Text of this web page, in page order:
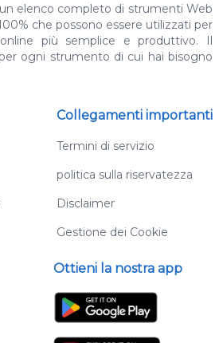
elenco completo di strumenti Web
che possono essere utilizzati per
più semplice e produttivo. Il
ogni strumento di cui hai bisogno
Collegamenti importanti
Termini di servizio
politica sulla riservatezza
Disclaimer
Gestione dei Cookie
Ottieni la nostra app